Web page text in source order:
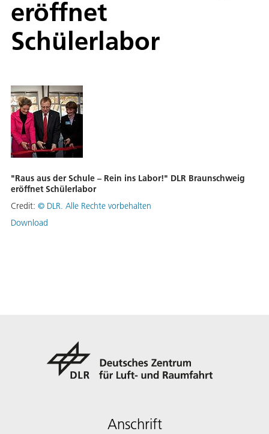
eröffnet
Schülerlabor
"Raus aus der Schule – Rein ins Labor!" DLR Braunschweig
eröffnet Schülerlabor
Credit: © DLR. Alle Rechte vorbehalten
Download
Anschrift